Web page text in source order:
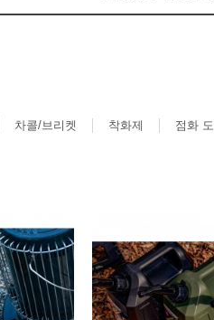
차콜/브리켓 착화제 점화